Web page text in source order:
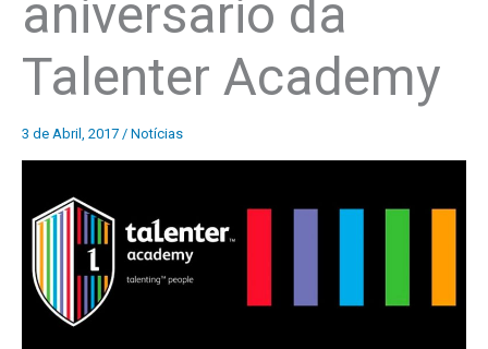
aniversário da
Talenter Academy
3 de Abril, 2017 / Notícias